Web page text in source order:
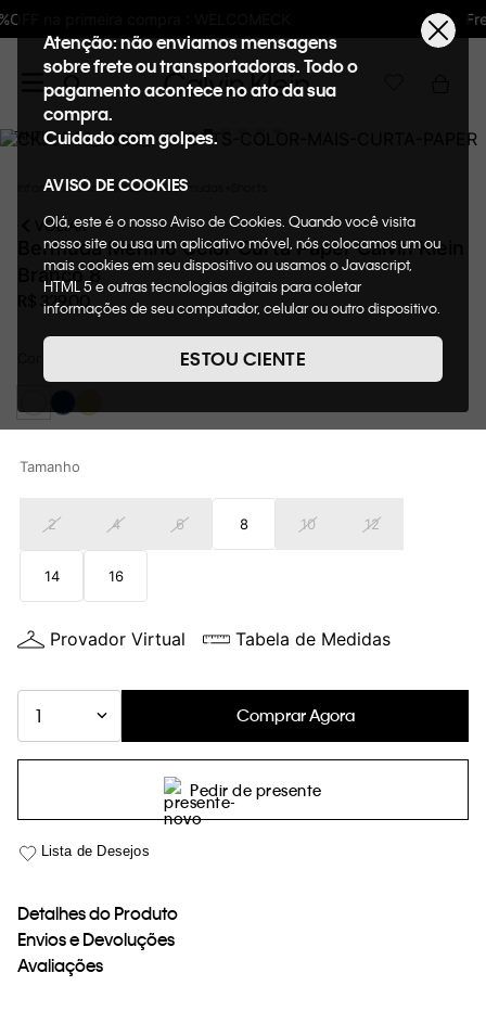
Frete GRÁTIS nas compras acima de R$600
Atenção: não enviamos mensagens
sobre frete ou transportadoras. Todo o
pagamento acontece no ato da sua
compra.
Cuidado com golpes.
AVISO DE COOKIES
Olá, este é o nosso Aviso de Cookies. Quando você visita
nosso site ou usa um aplicativo móvel, nós colocamos um ou
mais cookies em seu dispositivo ou usamos o Javascript,
HTML 5 e outras tecnologias digitais para coletar
informações de seu computador, celular ou outro dispositivo.
de cookies, informaremos quais cookies usaremos e quais
suas funções. A forma como processamos os dados
nosso Aviso de Privacidade. Quando você visita nosso site,
fornecer a você toda a funcionalidade do site, incluindo,
loja virtual. Para maiores informações sobre o nosso aviso de
Cookies acesse o link.
ESTOU CIENTE
Infantil Menino Roupas Bermudas+Shorts
VOLTAR
Bermuda Menino Color Curta Paper Calvin Klein
Branco 8
32900
Tamanho
2 4 6 8 10 12
14 16
Provador Virtual Tabela de Medidas
1 Comprar Agora
Pedir de presente
Detalhes do Produto
Envios e Devoluções
Avaliações